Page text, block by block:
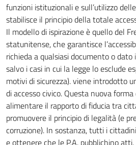
funzioni istituzionali e sull’utilizzo
stabilisce il principio della totale
Il modello di ispirazione è quello del
statunitense, che garantisce
richieda a qualsiasi documento o dato
salvo i casi in cui la legge lo esclude
motivi di sicurezza). viene introdotto
di accesso civico. Questa nuova
alimentare il rapporto di fiducia tra
promuovere il principio di legalità (e
corruzione). In sostanza, tutti i
e ottenere che le P.A. pubblichino